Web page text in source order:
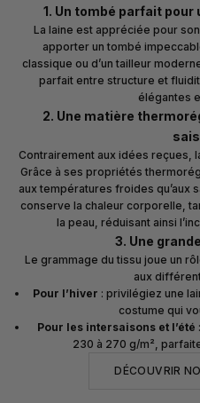
1. Un tombé parfait
La laine est appréciée pour
apporter un tombé
classique ou d’un tailleur
parfait entre structure et
élégantes
2. Une matière
Contrairement aux idées reçues,
Grâce à ses propriétés
aux températures froides qu’aux
conserve la chaleur corporelle,
la peau, réduisant ainsi
3. Une
Le grammage du tissu joue un
aux
Pour l’hiver : privilégiez une
costume qui
Pour les intersaisons et l’été
230 à 270 g/m²,
DÉCOUVRIR